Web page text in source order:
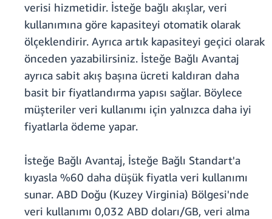
verisi hizmetidir. İsteğe bağlı akışlar, veri
kullanımına göre kapasiteyi otomatik olarak
ölçeklendirir. Ayrıca artık kapasiteyi geçici olarak
önceden yazabilirsiniz. İsteğe Bağlı Avantaj
ayrıca sabit akış başına ücreti kaldıran daha
basit bir fiyatlandırma yapısı sağlar. Böylece
müşteriler veri kullanımı için yalnızca daha iyi
fiyatlarla ödeme yapar.
İsteğe Bağlı Avantaj, İsteğe Bağlı Standart'a
kıyasla %60 daha düşük fiyatla veri kullanımı
sunar. ABD Doğu (Kuzey Virginia) Bölgesi'nde
veri kullanımı 0,032 ABD doları/GB, veri alma